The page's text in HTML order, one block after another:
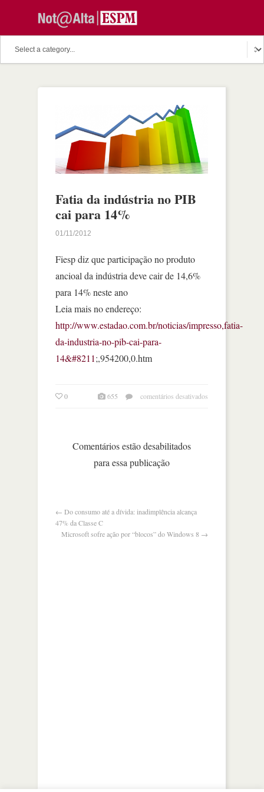
Fatia da indústria no PIB
cai para 14%
01/11/2012
Fiesp diz que participação no produto
ancioal da indústria deve cair de 14,6%
para 14% neste ano
Leia mais no endereço:
http://www.estadao.com.br/noticias/impresso,fatia-
da-industria-no-pib-cai-para-
14&#8211;,954200,0.htm
0 655 comentários desativados
Comentários estão desabilitados
para essa publicação
← Do consumo até a dívida: inadimplência alcança
47% da Classe C
Microsoft sofre ação por “blocos” do Windows 8 →